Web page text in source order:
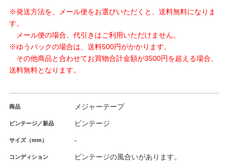
※発送方法を、メール便をお選びいただくと、送料無料になりま
す。
メール便の場合、代引きはご利用いただけません。
※ゆうパックの場合は、送料500円がかかります。
その他商品と合わせてお買物合計金額が3500円を超える場合、
送料無料となります。
商品 メジャーテープ
ビンテージ／新品 ビンテージ
サイズ（mm） -
コンディション ビンテージの風合いがあります。